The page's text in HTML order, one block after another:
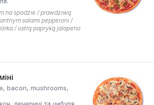
na spodzie / prawdziwą
salami pepperoni /
/ ostrą papryką jalapeno
bacon, mushrooms,